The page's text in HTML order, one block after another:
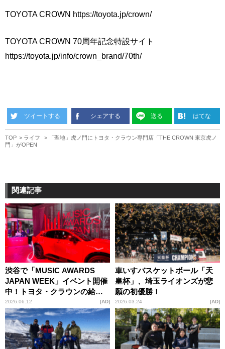
TOYOTA CROWN https://toyota.jp/crown/
TOYOTA CROWN 70周年記念特設サイト
https://toyota.jp/info/crown_brand/70th/
ツイートする シェアする 送る はてな
TOP ライフ
「聖地」虎ノ門にトヨタ・クラウン専門店「THE CROWN 東京虎ノ
門」がOPEN
関連記事
渋谷で「MUSIC AWARDS
JAPAN WEEK」イベント開催
中！トヨタ・クラウンの給電
がDJを支え盛り上げる！
2026.06.12 AD
車いすバスケットボール「天
皇杯」、埼玉ライオンズが悲
願の初優勝！
2026.03.24 AD